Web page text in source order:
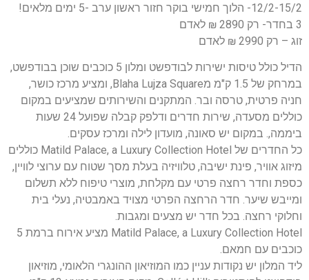
12/2-15/2- הלוך חמישי בוקר חזור ראשון ערב -5 ימים מלאים!
3 בחדר- רק 2890 ₪ לאדם
זוג – רק 2990 ₪ לאדם
הדיל כולל טיסות ישירות לבודפשט ומלון 5 כוכבים שוכן בבודפשט,
במרחק של 1.5 ק"מ מBlaha Lujza Square, ומציע מרכז כושר,
חניה פרטית, טרסה ובר. המתקנים והשירותים שמציעים במקום
כוללים מסעדה, שירות חדרים ודלפק קבלה שפועל 24 שעות
ביממה,. במקום יש סאונה, מועדון לילה ומרכז עסקים.
כל החדרים של Matild Palace, a Luxury Collection Hotel כוללים
מיזוג אוויר, פינת ישיבה, טלוויזיה בעלת מסך שטוח עם ערוצי לוויין,
כספת וחדר רחצה פרטי עם מקלחת, מוצרי טיפוח ללא תשלום
ומייבש שיער. חדר הרחצה הפרטי מצויד באמבטיה, נעלי בית
וחלוקי רחצה. בכל חדר יש מצעים ומגבות.
Matild Palace, a Luxury Collection Hotel מציע אירוח ברמת 5
כוכבים עם חמאם.
ליד המלון יש נקודות עניין כמו המוזיאון ההונגרי הלאומי, מוזיאון